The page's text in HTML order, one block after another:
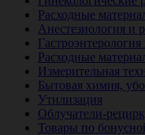
Расходные
Анестезиология и
Расходные
Измерительная
Бытовая химия,
Утилизация
Облучатели-
Товары по